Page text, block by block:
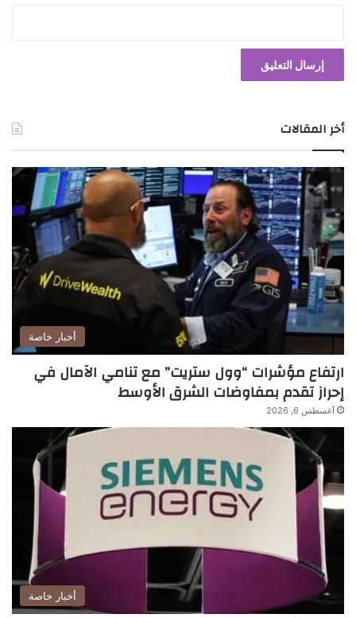
أخر المقالات
أخبار خاصة
ارتفاع مؤشرات “وول ستريت” مع تنامي الآمال في
إحراز تقدم بمفاوضات الشرق الأوسط
أغسطس 6, 2026
أخبار خاصة